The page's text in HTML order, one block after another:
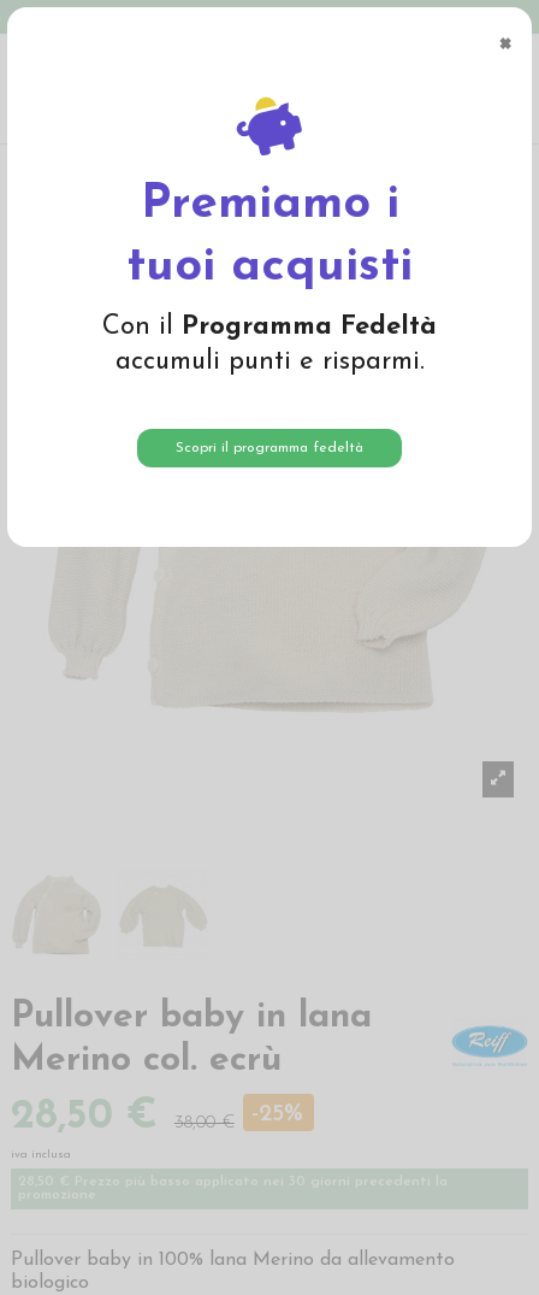
×
Premiamo i
tuoi acquisti
Con il Programma Fedeltà
accumuli punti e risparmi.
Scopri il programma fedeltà
baby in lana Merino col. ecrù
Pullover baby in lana
Merino col. ecrù
28,50 € 38,00 € -25%
iva inclusa
28,50 € Prezzo più basso applicato nei 30 giorni precedenti la
promozione
Pullover baby in 100% lana Merino da allevamento
biologico